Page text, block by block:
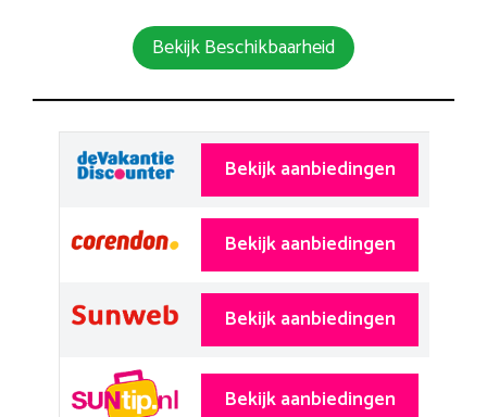
Bekijk Beschikbaarheid
Bekijk aanbiedingen
Bekijk aanbiedingen
Bekijk aanbiedingen
Bekijk aanbiedingen